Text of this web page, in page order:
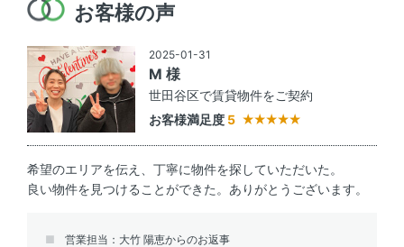
お客様の声
2025-01-31
M 様
世田谷区で賃貸物件をご契約
お客様満足度 5
希望のエリアを伝え、丁寧に物件を探していただいた。
良い物件を見つけることができた。ありがとうございます。
営業担当：大竹 陽恵からのお返事